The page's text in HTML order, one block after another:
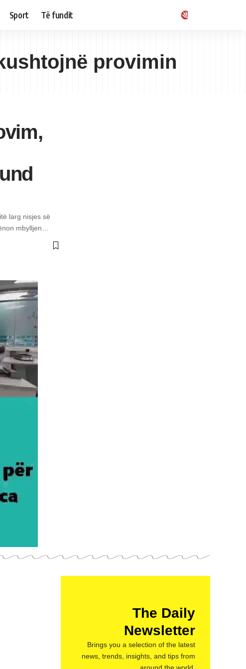
Sport Të fundit
provimin
larg nisjes së
mbylljen…
The Daily
Newsletter
Brings you a selection of the latest
news, trends, insights, and tips from
around the world.